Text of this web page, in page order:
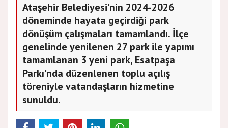
Ataşehir Belediyesi'nin 2024-2026
döneminde hayata geçirdiği park
dönüşüm çalışmaları tamamlandı. İlçe
genelinde yenilenen 27 park ile yapımı
tamamlanan 3 yeni park, Esatpaşa
Parkı'nda düzenlenen toplu açılış
töreniyle vatandaşların hizmetine
sunuldu.